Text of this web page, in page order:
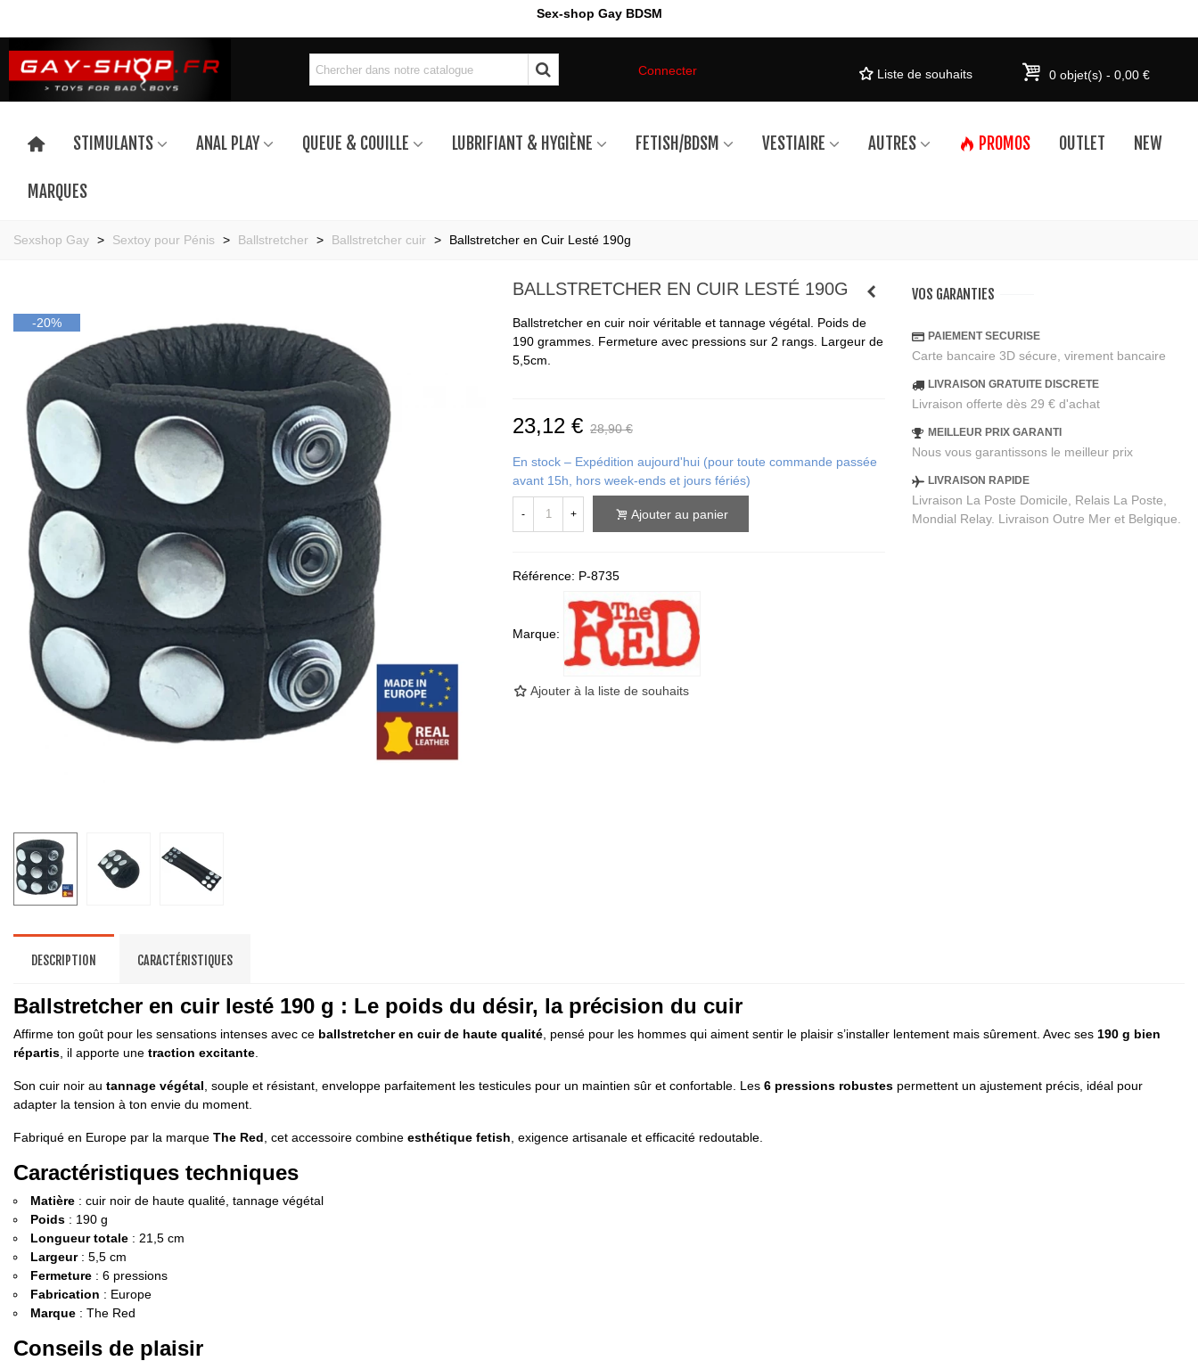
Sex-shop Gay BDSM
Connecter Liste de souhaits 0 objet(s) - 0,00 €
STIMULANTS ANAL PLAY QUEUE & COUILLE LUBRIFIANT & HYGIÈNE FETISH/BDSM VESTIAIRE AUTRES PROMOS OUTLET NEW
MARQUES
Sexshop Gay > Sextoy pour Pénis > Ballstretcher > Ballstretcher cuir > Ballstretcher en Cuir Lesté 190g
-20%
BALLSTRETCHER EN CUIR LESTÉ 190G
Ballstretcher en cuir noir véritable et tannage végétal. Poids de
190 grammes. Fermeture avec pressions sur 2 rangs. Largeur de
5,5cm.
23,12 € 28,90 €
En stock – Expédition aujourd'hui (pour toute commande passée
avant 15h, hors week-ends et jours fériés)
- + Ajouter au panier
Référence: P-8735
Marque:
Ajouter à la liste de souhaits
VOS GARANTIES
PAIEMENT SECURISE
Carte bancaire 3D sécure, virement bancaire
LIVRAISON GRATUITE DISCRETE
Livraison offerte dès 29 € d'achat
MEILLEUR PRIX GARANTI
Nous vous garantissons le meilleur prix
LIVRAISON RAPIDE
Livraison La Poste Domicile, Relais La Poste,
Mondial Relay. Livraison Outre Mer et Belgique.
DESCRIPTION CARACTÉRISTIQUES
Ballstretcher en cuir lesté 190 g : Le poids du désir, la précision du cuir
Affirme ton goût pour les sensations intenses avec ce ballstretcher en cuir de haute qualité , pensé pour les hommes qui aiment sentir le plaisir s’installer lentement mais sûrement. Avec ses 190 g bien
répartis , il apporte une traction excitante
Son cuir noir au tannage végétal , souple et résistant, enveloppe parfaitement les testicules pour un maintien sûr et confortable. Les 6 pressions robustes permettent un ajustement précis, idéal pour
adapter la tension à ton envie du moment.
Fabriqué en Europe par la marque The Red , cet accessoire combine esthétique fetish , exigence artisanale et efficacité redoutable.
Caractéristiques techniques
Matière : cuir noir de haute qualité, tannage végétal
Poids : 190 g
Longueur totale : 21,5 cm
Largeur: 5,5 cm
Fermeture : 6 pressions
Fabrication : Europe
Marque : The Red
Conseils de plaisir